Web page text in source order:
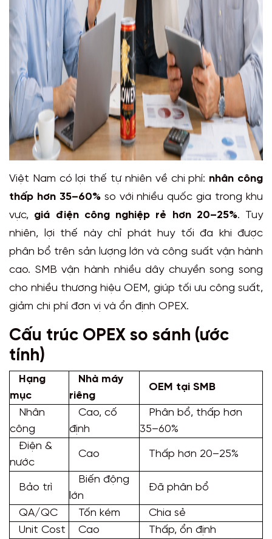
Việt Nam có lợi thế tự nhiên về chi phí: nhân công
thấp hơn 35–60%so với nhiều quốc gia trong khu
vực, giá điện công nghiệp rẻ hơn 20–25%. Tuy
nhiên, lợi thế này chỉ phát huy tối đa khi được
phân bổ trên sản lượng lớn và công suất vận hành
cao. SMB vận hành nhiều dây chuyền song song
cho nhiều thương hiệu OEM, giúp tối ưu công suất,
giảm chi phí đơn vị và ổn định OPEX.
Cấu trúc OPEX so sánh (ước
tính)
Hạng
mục
Nhà máy
riêng
OEM tại SMB
Nhân
công
Cao, cố
định
Phân bổ, thấp hơn
35–60%
Điện &
nước
Cao Thấp hơn 20–25%
Bảo trì
Biến động
lớn
Đã phân bổ
QA/QC Tốn kém
Chia sẻ
Unit Cost
Cao
Thấp, ổn định